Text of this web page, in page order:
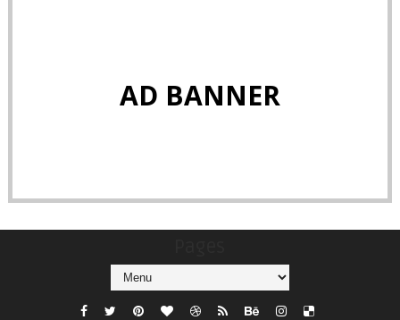
AD BANNER